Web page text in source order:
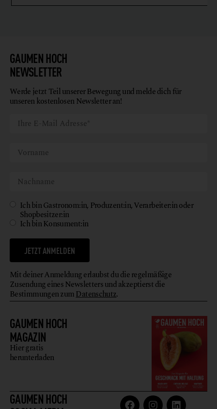
GAUMEN HOCH
MAGAZIN
Hier gratis
herunterladen
GAUMEN HOCH
GAUMEN HOCH
NEWSLETTER
Werde jetzt Teil unserer Bewegung und melde dich für
unseren kostenlosen Newsletter an!
Ich bin Gastronom:in, Produzent:in, Verarbeiter:in oder
Shopbesitzer:in
Ich bin Konsument:in
JETZT ANMELDEN
Mit deiner Anmeldung erlaubst du die regelmäßige
Zusendung eines Newsletters und akzeptierst die
Bestimmungen zumDatenschutz.